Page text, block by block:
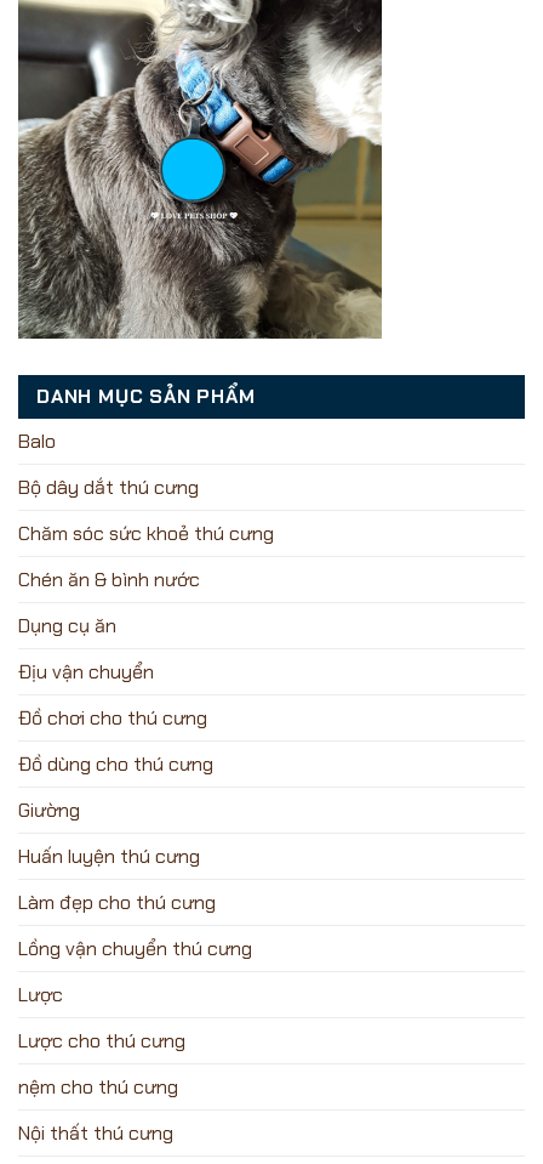
DANH MỤC SẢN PHẨM
Balo
Bộ dây dắt thú cưng
Chăm sóc sức khoẻ thú cưng
Chén ăn & bình nước
Dụng cụ ăn
Địu vận chuyển
Đồ chơi cho thú cưng
Đồ dùng cho thú cưng
Giường
Huấn luyện thú cưng
Làm đẹp cho thú cưng
Lồng vận chuyển thú cưng
Lược
Lược cho thú cưng
nệm cho thú cưng
Nội thất thú cưng